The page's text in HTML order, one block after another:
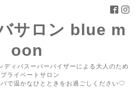
サロン blue m
oon
ディバスーパーバイザーによる大人のため
ライベートサロン
で温かなひとときをお過ごしください♡